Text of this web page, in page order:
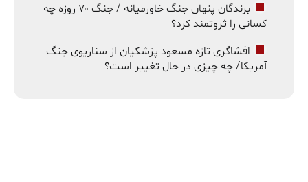
برندگان پنهان جنگ خاورمیانه / جنگ ۷۰ روزه چه
کسانی را ثروتمند کرد؟
افشاگری تازه مسعود پزشکیان از سناریوی جنگ
آمریکا/ چه چیزی در حال تغییر است؟